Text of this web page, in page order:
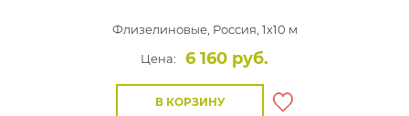
Флизелиновые, Россия, 1x10 м
Цена:
6 160 руб.
В КОРЗИНУ